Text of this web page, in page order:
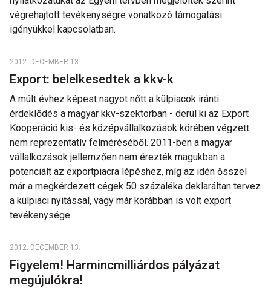
végrehajtott tevékenységre vonatkozó támogatási
igényükkel kapcsolatban.
2012. DECEMBER 13.
Export: belelkesedtek a kkv-k
A múlt évhez képest nagyot nőtt a külpiacok iránti
érdeklődés a magyar kkv-szektorban - derül ki az Export
Kooperáció kis- és középvállalkozások körében végzett
nem reprezentatív felméréséből. 2011-ben a magyar
vállalkozások jellemzően nem érezték magukban a
potenciált az exportpiacra lépéshez, míg az idén ősszel
már a megkérdezett cégek 50 százaléka deklaráltan tervez
a külpiaci nyitással, vagy már korábban is volt export
tevékenysége.
2012. DECEMBER 13.
Figyelem! Harmincmilliárdos pályázat
megújulókra!